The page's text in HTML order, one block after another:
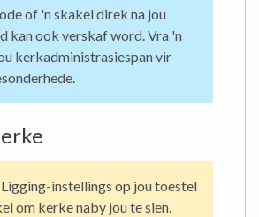
of 'n skakel direk na jou
kan ook verskaf word. Vra 'n
kerkadministrasiespan vir
Ligging-instellings op jou toestel
om kerke naby jou te sien.